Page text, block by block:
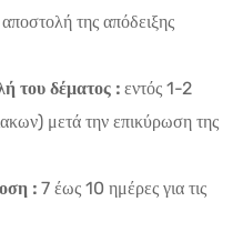
της απόδειξης
του δέματος : εντός 1-2
μετά την επικύρωση της
: 7 έως 10 ημέρες για τις